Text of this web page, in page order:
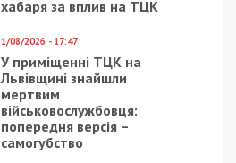
хабаря за вплив на ТЦК
1/08/2026 - 17:47
У приміщенні ТЦК на
Львівщині знайшли
мертвим
військовослужбовця:
попередня версія –
самогубство